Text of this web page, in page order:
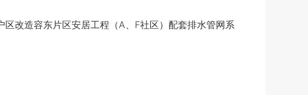
改造容东片区安居工程（A、F社区）配套排水管网系